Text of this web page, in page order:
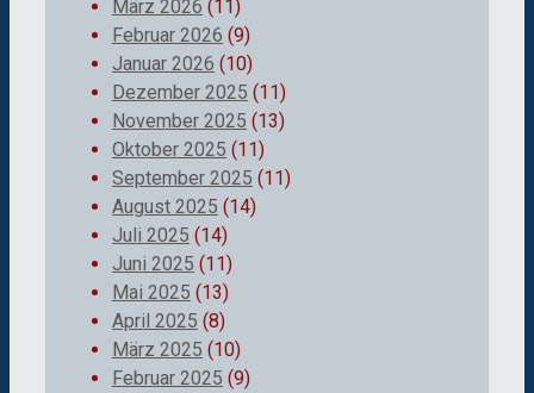
März 2026 (11)
Februar 2026 (9)
Januar 2026 (10)
Dezember 2025 (11)
November 2025 (13)
Oktober 2025 (11)
September 2025 (11)
August 2025 (14)
Juli 2025 (14)
Juni 2025 (11)
Mai 2025 (13)
April 2025 (8)
März 2025 (10)
Februar 2025 (9)